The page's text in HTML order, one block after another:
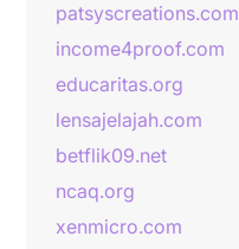
patsyscreations.com
income4proof.com
educaritas.org
lensajelajah.com
betflik09.net
ncaq.org
xenmicro.com